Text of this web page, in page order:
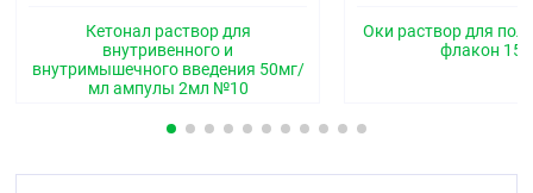
производное пропионовой кислоты. Оказывает
анальгезирующее, противовоспалительное и
жаропонижающее действие, подавляет агрегацию
тромбоцитов. Воздействуя на циклооксигеназное и
липооксигеназное звено метаболизма
арахидоновой кислоты, кетопрофен ингибирует
Кетонал раствор для
внутривенного и
внутримышечного введения 50мг/
мл ампулы 2мл №10
Оки раствор для
флакон